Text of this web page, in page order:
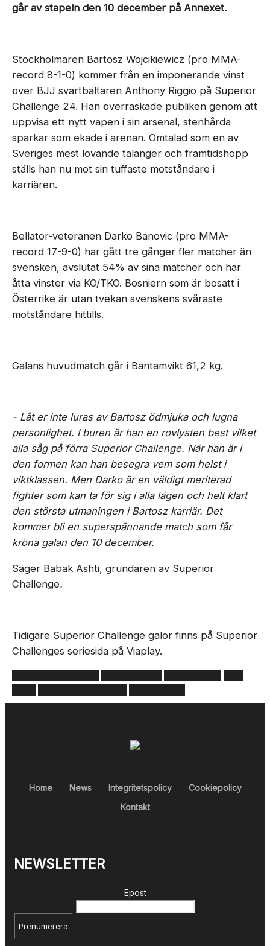
går av stapeln den 10 december på Annexet.
Stockholmaren Bartosz Wojcikiewicz (pro MMA-
record 8-1-0) kommer från en imponerande vinst
över BJJ svartbältaren Anthony Riggio på Superior
Challenge 24. Han överraskade publiken genom att
uppvisa ett nytt vapen i sin arsenal, stenhårda
sparkar som ekade i arenan. Omtalad som en av
Sveriges mest lovande talanger och framtidshopp
ställs han nu mot sin tuffaste motståndare i
karriären.
Bellator-veteranen Darko Banovic (pro MMA-
record 17-9-0) har gått tre gånger fler matcher än
svensken, avslutat 54% av sina matcher och har
åtta vinster via KO/TKO. Bosniern som är bosatt i
Österrike är utan tvekan svenskens svåraste
motståndare hittills.
Galans huvudmatch går i Bantamvikt 61,2 kg.
- Låt er inte luras av Bartosz ödmjuka och lugna
personlighet. I buren är han en rovlysten best vilket
alla såg på förra Superior Challenge. När han är i
den formen kan han besegra vem som helst i
viktklassen. Men Darko är en väldigt meriterad
fighter som kan ta för sig i alla lägen och helt klart
den största utmaningen i Bartosz karriär. Det
kommer bli en superspännande match som får
kröna galan den 10 december.
Säger Babak Ashti, grundaren av Superior
Challenge.
Tidigare Superior Challenge galor finns på Superior
Challenges seriesida på Viaplay.
Home News Integritetspolicy
Cookiepolicy
Kontakt
NEWSLETTER
Epost
Prenumerera